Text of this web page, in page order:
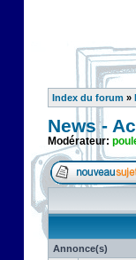
Index du forum »
News -
Modérateur:
Annonce(s)